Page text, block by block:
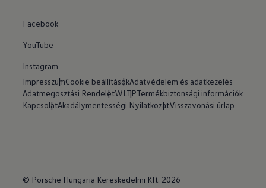
Facebook
YouTube
Instagram
ImpresszumCookie beállításokAdatvédelem és adatkezelés
Adatmegosztási RendeletWLTPTermékbiztonsági információk
KapcsolatAkadálymentességi NyilatkozatVisszavonási úrlap
© Porsche Hungaria Kereskedelmi Kft. 2026